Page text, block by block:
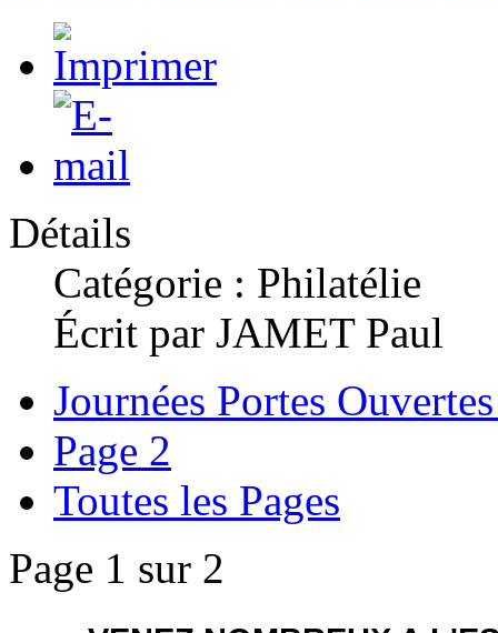
Détails
Catégorie : Philatélie
Écrit par JAMET Paul
Journées Portes
Page 2
Toutes les Pages
Page 1 sur 2